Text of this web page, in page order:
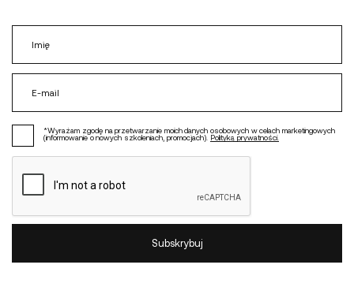
*Wyrażam zgodę na przetwarzanie moich danych osobowych w celach marketingowych
(informowanie o nowych szkoleniach, promocjach). Polityką prywatności.